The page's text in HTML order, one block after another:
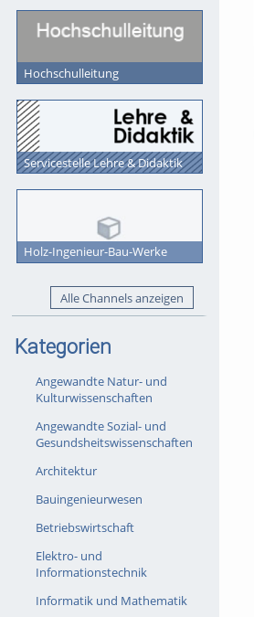
Hochschulleitung
Servicestelle Lehre & Didaktik
Holz-Ingenieur-Bau-Werke
Alle Channels anzeigen
Kategorien
Angewandte Natur- und
Kulturwissenschaften
Angewandte Sozial- und
Gesundsheitswissenschaften
Architektur
Bauingenieurwesen
Betriebswirtschaft
Elektro- und
Informationstechnik
Informatik und Mathematik